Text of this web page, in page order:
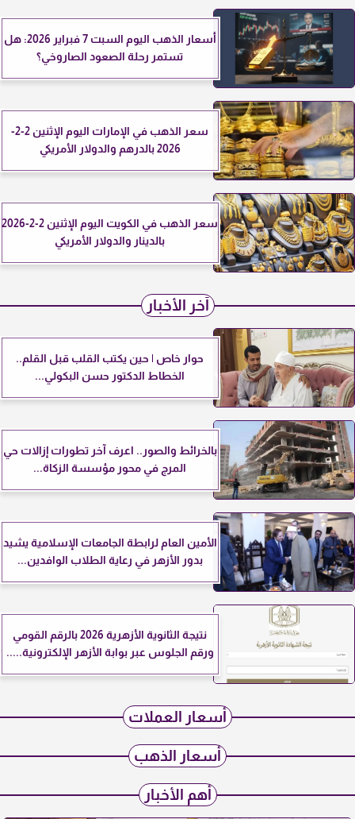
أسعار الذهب اليوم السبت 7 فبراير 2026: هل
تستمر رحلة الصعود الصاروخي؟
سعر الذهب في الإمارات اليوم الإثنين 2-2-
2026 بالدرهم والدولار الأمريكي
سعر الذهب في الكويت اليوم الإثنين 2-2-2026
بالدينار والدولار الأمريكي
آخر الأخبار
حوار خاص | حين يكتب القلب قبل القلم..
الخطاط الدكتور حسن البكولي...
بالخرائط والصور.. اعرف آخر تطورات إزالات حي
المرج في محور مؤسسة الزكاة...
الأمين العام لرابطة الجامعات الإسلامية يشيد
بدور الأزهر في رعاية الطلاب الوافدين...
نتيجة الثانوية الأزهرية 2026 بالرقم القومي
ورقم الجلوس عبر بوابة الأزهر الإلكترونية.....
أسعار العملات
أسعار الذهب
أهم الأخبار